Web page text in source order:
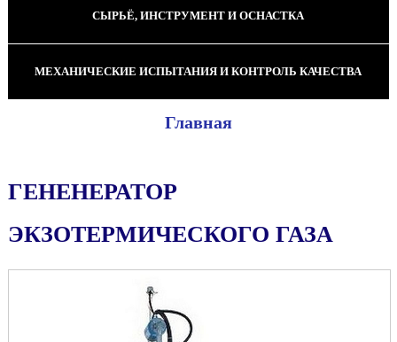
СЫРЬЁ, ИНСТРУМЕНТ И ОСНАСТКА
МЕХАНИЧЕСКИЕ ИСПЫТАНИЯ И КОНТРОЛЬ КАЧЕСТВА
Главная
ГЕНЕНЕРАТОР
ЭКЗОТЕРМИЧЕСКОГО ГАЗА